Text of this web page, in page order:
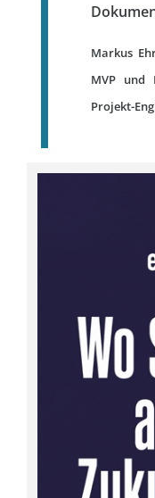
Markus
MVP und
Projekt-